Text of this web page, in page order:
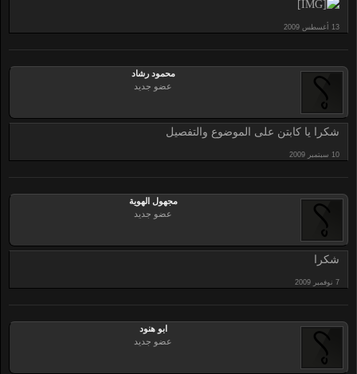
محمود رشاد
عضو جديد
شكرا يا كابتن على الموضوع والتفصيل
مجهول الهوية
عضو جديد
شكرا
ابو هنود
عضو جديد